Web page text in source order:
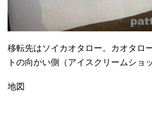
移転先はソイカオタロー。カオタロ
トの向かい側（アイスクリームショ
地図